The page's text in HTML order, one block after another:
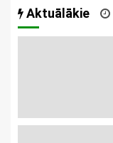
Aktuālākie